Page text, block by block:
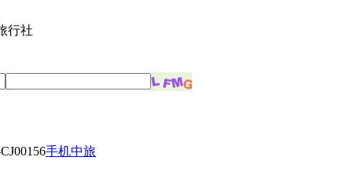
行社
手机中旅